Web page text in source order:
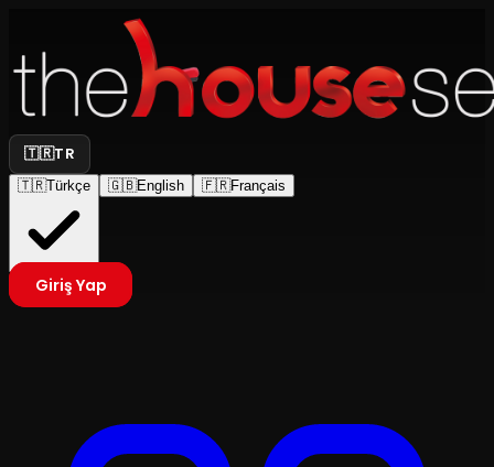
🇹🇷TR
🇹🇷Türkçe 🇬🇧English 🇫🇷Français
Giriş Yap